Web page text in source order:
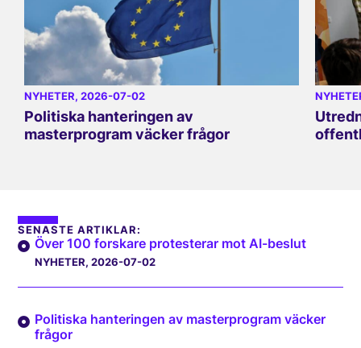
NYHETER, 2026-07-02
Politiska hanteringen av
masterprogram väcker frågor
SENASTE ARTIKLAR:
Över 100 forskare protesterar mot AI-beslut
NYHETER, 2026-07-02
Politiska hanteringen av masterprogram väcker
frågor